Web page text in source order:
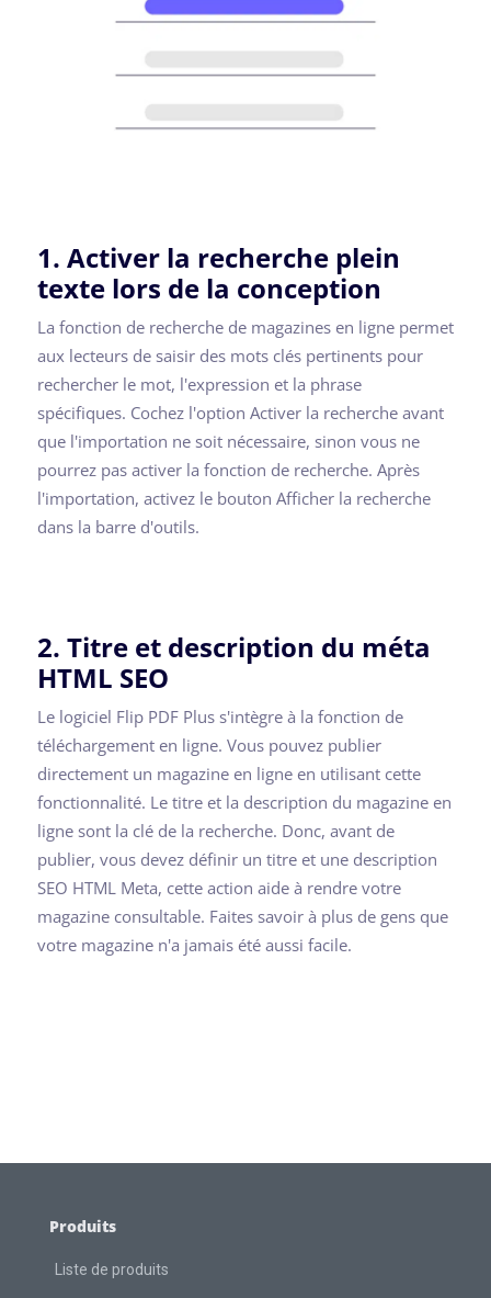
1. Activer la recherche plein
texte lors de la conception
La fonction de recherche de magazines en ligne permet
aux lecteurs de saisir des mots clés pertinents pour
rechercher le mot, l'expression et la phrase
spécifiques. Cochez l'option Activer la recherche avant
que l'importation ne soit nécessaire, sinon vous ne
pourrez pas activer la fonction de recherche. Après
l'importation, activez le bouton Afficher la recherche
dans la barre d'outils.
2. Titre et description du méta
HTML SEO
Le logiciel Flip PDF Plus s'intègre à la fonction de
téléchargement en ligne. Vous pouvez publier
directement un magazine en ligne en utilisant cette
fonctionnalité. Le titre et la description du magazine en
ligne sont la clé de la recherche. Donc, avant de
publier, vous devez définir un titre et une description
SEO HTML Meta, cette action aide à rendre votre
magazine consultable. Faites savoir à plus de gens que
votre magazine n'a jamais été aussi facile.
Produits
Liste de produits